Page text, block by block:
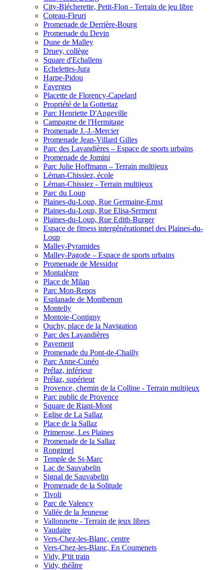
City-Blécherette, Petit-Flon - Terrain de jeu libre
Coteau-Fleuri
Promenade de Derrière-Bourg
Promenade du Devin
Dune de Malley
Druey, collège
Square d'Echallens
Echelettes-Jura
Harpe-Pidou
Faverges
Placette de Florency-Capelard
Propriété de la Gottettaz
Parc Henriette D'Angeville
Campagne de l'Hermitage
Promenade J.-J.-Mercier
Promenade Jean-Villard Gilles
Parc des Lavandières – Espace de sports urbains
Promenade de Jomini
Parc Julie Hoffmann – Terrain multijeux
Léman-Chissiez, école
Léman-Chissiez - Terrain multijeux
Parc du Loup
Plaines-du-Loup, Rue Germaine-Ernst
Plaines-du-Loup, Rue Elisa-Serment
Plaines-du-Loup, Rue Edith-Burger
Espace de fitness intergénérationnel des Plaines-du-
Loup
Malley-Pyramides
Malley-Pagode – Espace de sports urbains
Promenade de Messidor
Montalègre
Place de Milan
Parc Mon-Repos
Esplanade de Montbenon
Montelly
Montoie-Contigny
Ouchy, place de la Navigation
Parc des Lavandières
Pavement
Promenade du Pont-de-Chailly
Parc Anne-Cunéo
Prélaz, inférieur
Prélaz, supérieur
Provence, chemin de la Colline - Terrain multijeux
Parc public de Provence
Square de Riant-Mont
Eglise de La Sallaz
Place de la Sallaz
Primerose, Les Plaines
Promenade de la Sallaz
Rongimel
Temple de St-Marc
Lac de Sauvabelin
Signal de Sauvabelin
Promenade de la Solitude
Tivoli
Parc de Valency
Vallée de la Jeunesse
Vallonnette - Terrain de jeux libres
Vaudaire
Vers-Chez-les-Blanc, centre
Vers-Chez-les-Blanc, En Coumenets
Vidy, P'tit train
Vidy, théâtre